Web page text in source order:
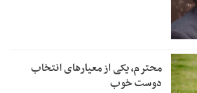
محترم، یکی از معیارهای انتخاب
دوست خوب